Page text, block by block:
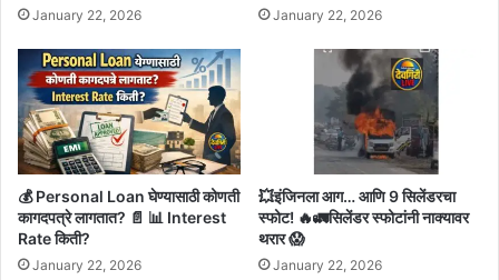
January 22, 2026 January 22, 2026
💰 Personal Loan घेण्यासाठी कोणती
कागदपत्रे लागतात? 📄 📊 Interest
Rate किती?
January 22, 2026
💥इंजिनला आग… आणि 9 सिलेंडरचा
स्फोट! 🔥🚛सिलेंडर स्फोटांनी नाक्यावर
थरार 😱
January 22, 2026